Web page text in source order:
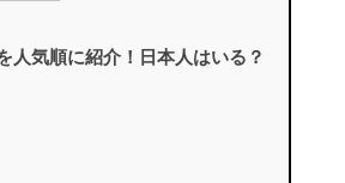
人気順に紹介！日本人はいる？